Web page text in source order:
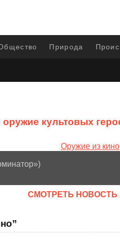
Природа
культовых
CМОТРЕТЬ